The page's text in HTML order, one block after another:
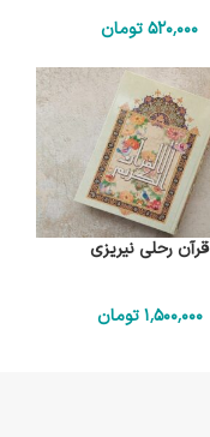
520٬000تومان
قرآن رحلی نیریزی
1٬500٬000 تومان